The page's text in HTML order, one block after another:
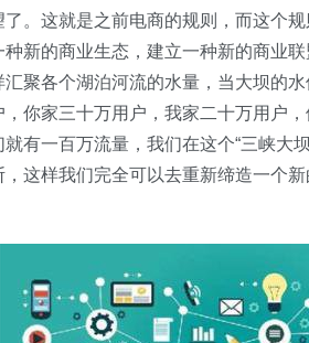
。这就是之前电商的规则，而这个
新的商业生态，建立一种新的商业
聚各个湖泊河流的水量，当大坝的
你家三十万用户，我家二十万用户
有一百万流量，我们在这个“三峡大
这样我们完全可以去重新缔造一个新